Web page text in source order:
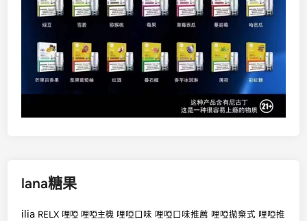
lana糖果
ilia RELX 哩啞 哩啞主機 哩啞口味 哩啞口味推薦 哩啞拋棄式 哩啞推